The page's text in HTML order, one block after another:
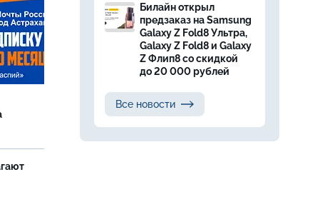
Билайн открыл
предзаказ на Samsung
Galaxy Z Fold8 Ультра,
Galaxy Z Fold8 и Galaxy
Z Флип8 со скидкой
до 20 000 рублей
Все новости